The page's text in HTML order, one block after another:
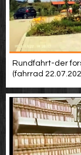
Rundfahrt-der
(fahrrad